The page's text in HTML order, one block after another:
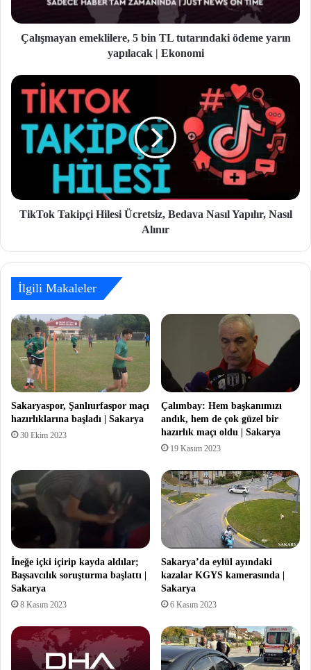
Çalışmayan emeklilere, 5 bin TL tutarındaki ödeme yarın
yapılacak | Ekonomi
TikTok Takipçi Hilesi Ücretsiz, Bedava Nasıl Yapılır, Nasıl
Alınır
İlgili Makaleler
Sakaryaspor, Şanlıurfaspor maçı
hazırlıklarına başladı | Sakarya
30 Ekim 2023
Çalımbay: Hem başkanımızı
andık, hem de çok güzel bir
hazırlık maçı oldu | Sakarya
19 Kasım 2023
İneğe içki içirip kayda aldılar;
Başsavcılık soruşturma başlattı |
Sakarya
8 Kasım 2023
Sakarya’da eylül ayındaki
kazalar KGYS kamerasında |
Sakarya
6 Kasım 2023